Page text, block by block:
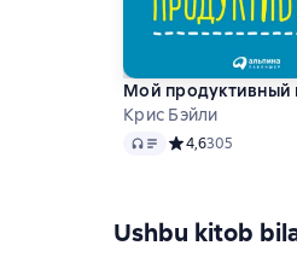
Мой продуктивный
Крис Бэйли
Audio Средний
4,6305
Ushbu kitob